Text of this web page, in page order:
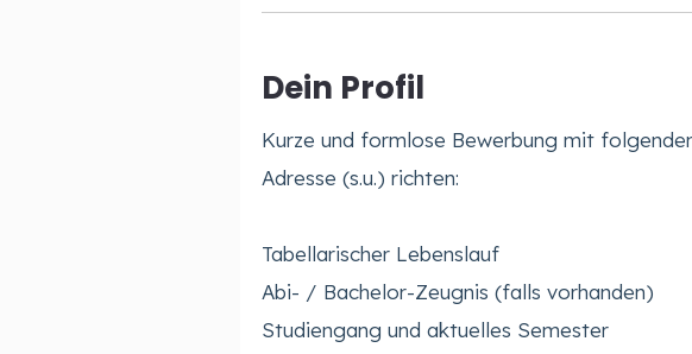
Dein Profil
Kurze und formlose Bewerbung mit
Adresse (s.u.) richten:
Tabellarischer Lebenslauf
Abi- / Bachelor-Zeugnis (falls vorhanden)
Studiengang und aktuelles Semester